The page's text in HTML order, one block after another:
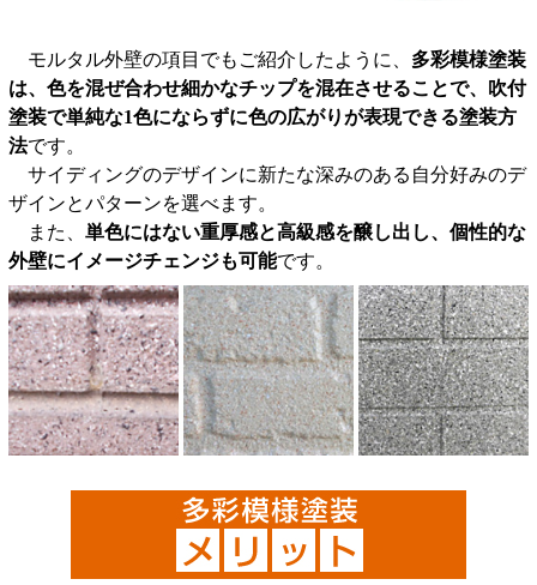
モルタル外壁の項目でもご紹介したように、 多彩模様塗装
は、色を混ぜ合わせ細かなチップを混在させることで、吹付
塗装で単純な1色にならずに色の広がりが表現できる塗装方
法です。
サイディングのデザインに新たな深みのある自分好みのデ
ザインとパターンを選べます。
また、 単色にはない重厚感と高級感を醸し出し、個性的な
外壁にイメージチェンジも可能です。